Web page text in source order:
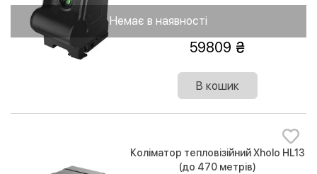
Немає в наявності
59809
В кошик
Коліматор тепловізійний Xholo HL13
(до 470 метрів)